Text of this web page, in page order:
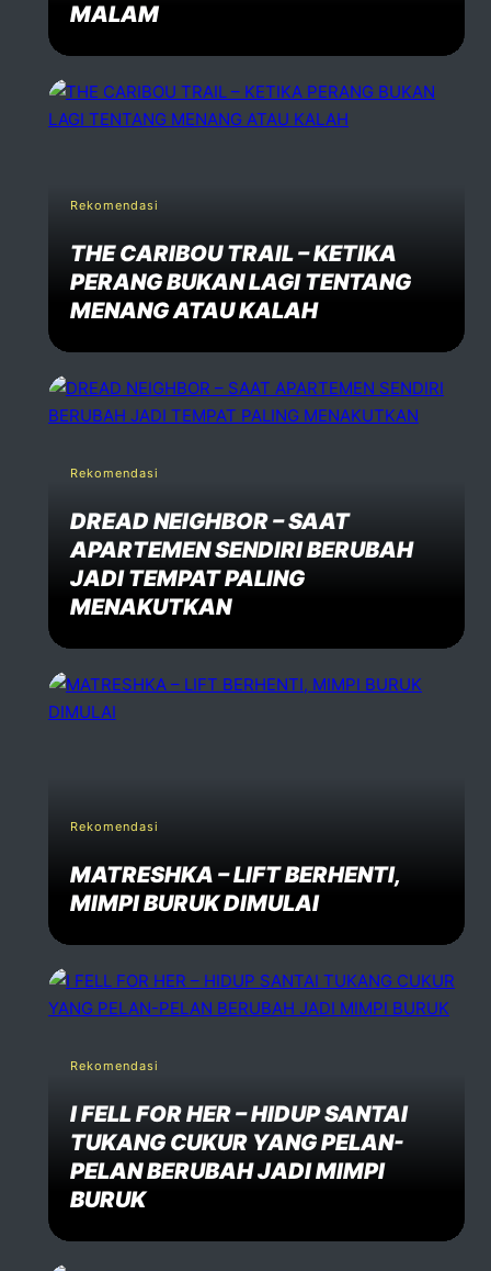
MALAM
Rekomendasi
THE CARIBOU TRAIL – KETIKA
PERANG BUKAN LAGI TENTANG
MENANG ATAU KALAH
Rekomendasi
DREAD NEIGHBOR – SAAT
APARTEMEN SENDIRI BERUBAH
JADI TEMPAT PALING
MENAKUTKAN
Rekomendasi
MATRESHKA – LIFT BERHENTI,
MIMPI BURUK DIMULAI
Rekomendasi
I FELL FOR HER – HIDUP SANTAI
TUKANG CUKUR YANG PELAN-
PELAN BERUBAH JADI MIMPI
BURUK